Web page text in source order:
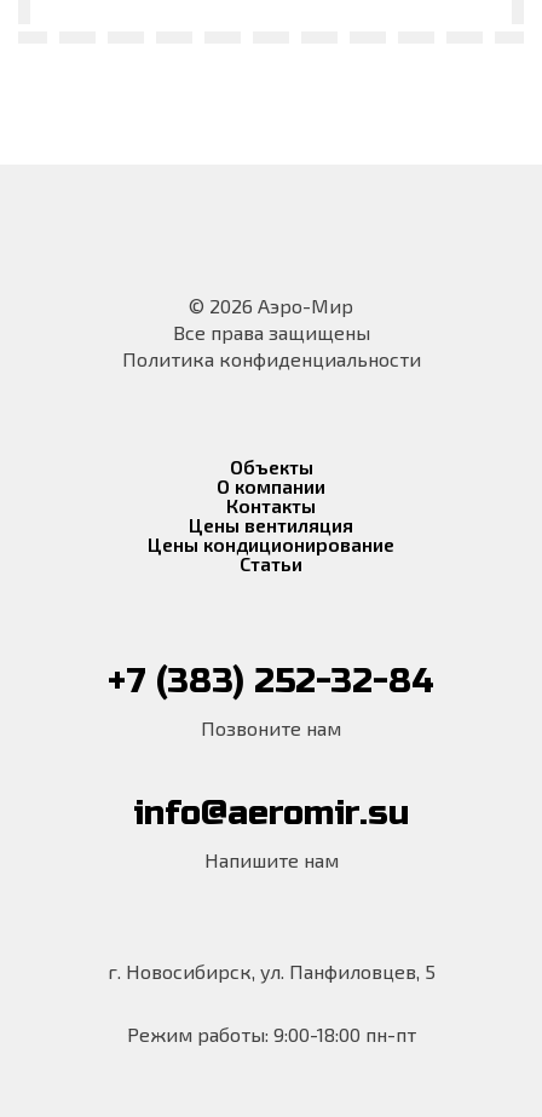
© 2026 Аэро-Мир
Все права защищены
Политика конфиденциальности
Объекты
О компании
Контакты
Цены вентиляция
Цены кондиционирование
Статьи
+7 (383) 252-32-84
Позвоните нам
info@aeromir.su
Напишите нам
г. Новосибирск, ул. Панфиловцев, 5
Режим работы: 9:00-18:00 пн-пт